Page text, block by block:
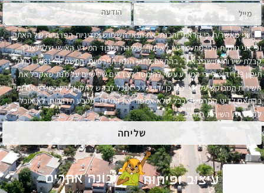
אני מאשר/ת כי קראתי והבנתי את תנאי השימוש ומדיניות הפרטיות של האתר,
וכי אני נותן/ת הסכמתי מדעת לאיסוף, שמירה ועיבוד המידע האישי שלי לצורך
קבלת שירותי תושב באתר, בהתאם לחוק הגנת הפרטיות, התשמ"א–1981 (כולל
תיקון 13) ידוע לי כי המידע עשוי להימסר לצדדים שלישיים על מנת שאקבל את
השירות המבוקש על ידי. כמו כן ידוע לי כי אוכל לבקש לתקן ולעיין במידע אודותיי
בהתאם לדיני הפרטיות. ככל שלא אמסור את המידע, מטבע הדברים, לא אוכל
לקבל את השירות המוצע.
שליחה